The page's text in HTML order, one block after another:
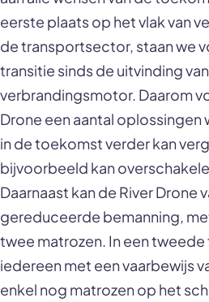
eerste plaats op het vlak van
de transportsector, staan we
transitie sinds de uitvinding
verbrandingsmotor. Daarom
Drone een aantal
in de toekomst verder kan
bijvoorbeeld kan
Daarnaast kan de River Drone
gereduceerde bemanning,
twee matrozen. In een tweede
iedereen met een vaarbewijs
enkel nog matrozen op het